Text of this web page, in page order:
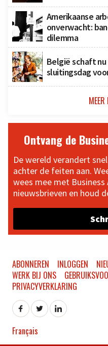
Amerikaanse
onverwacht:
dilemma
België schaft
sluitingsdag
Ontvang de
De wereld verandert
achter de feiten aan.
wees mee met Business
nieuwsbrieven en houd
ABONNEREN INLOGGEN
WERK BIJ ONS
PRIVACYVERKLARING
Français